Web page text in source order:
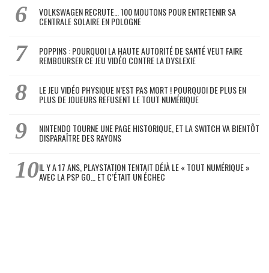
VOLKSWAGEN RECRUTE… 100 MOUTONS POUR ENTRETENIR SA
CENTRALE SOLAIRE EN POLOGNE
POPPINS : POURQUOI LA HAUTE AUTORITÉ DE SANTÉ VEUT FAIRE
REMBOURSER CE JEU VIDÉO CONTRE LA DYSLEXIE
LE JEU VIDÉO PHYSIQUE N’EST PAS MORT ! POURQUOI DE PLUS EN
PLUS DE JOUEURS REFUSENT LE TOUT NUMÉRIQUE
NINTENDO TOURNE UNE PAGE HISTORIQUE, ET LA SWITCH VA BIENTÔT
DISPARAÎTRE DES RAYONS
IL Y A 17 ANS, PLAYSTATION TENTAIT DÉJÀ LE « TOUT NUMÉRIQUE »
AVEC LA PSP GO… ET C’ÉTAIT UN ÉCHEC